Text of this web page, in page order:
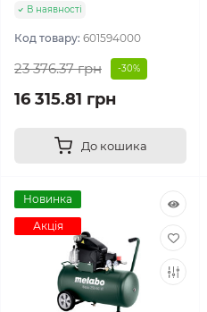
В наявності
Код товару: 601594000
23 376.37 грн -30%
16 315.81 грн
До кошика
Новинка
Акція